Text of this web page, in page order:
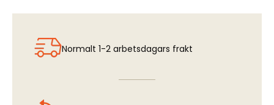
Normalt 1-2 arbetsdagars frakt